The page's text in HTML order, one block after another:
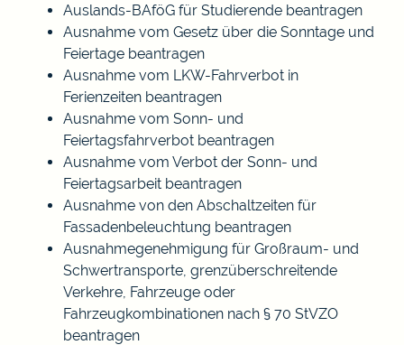
Auslands-BAföG für Studierende beantragen
Ausnahme vom Gesetz über die Sonntage und
Feiertage beantragen
Ausnahme vom LKW-Fahrverbot in
Ferienzeiten beantragen
Ausnahme vom Sonn- und
Feiertagsfahrverbot beantragen
Ausnahme vom Verbot der Sonn- und
Feiertagsarbeit beantragen
Ausnahme von den Abschaltzeiten für
Fassadenbeleuchtung beantragen
Ausnahmegenehmigung für Großraum- und
Schwertransporte, grenzüberschreitende
Verkehre, Fahrzeuge oder
Fahrzeugkombinationen nach § 70 StVZO
beantragen